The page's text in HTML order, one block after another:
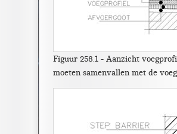
Figuur 258.1 - Aanzicht
moeten samenvallen met de